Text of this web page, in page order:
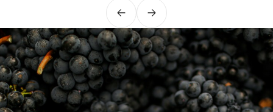
PrécédentSuivant